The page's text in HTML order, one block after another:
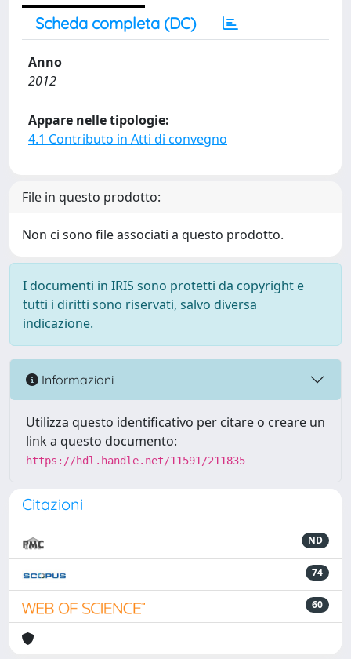
Scheda completa (DC)
Anno
2012
Appare nelle tipologie:
4.1 Contributo in Atti di convegno
File in questo prodotto:
Non ci sono file associati a questo prodotto.
I documenti in IRIS sono protetti da copyright e
tutti i diritti sono riservati, salvo diversa
indicazione.
Informazioni
Utilizza questo identificativo per citare o creare un
link a questo documento:
https://hdl.handle.net/11591/211835
Citazioni
ND
74
60